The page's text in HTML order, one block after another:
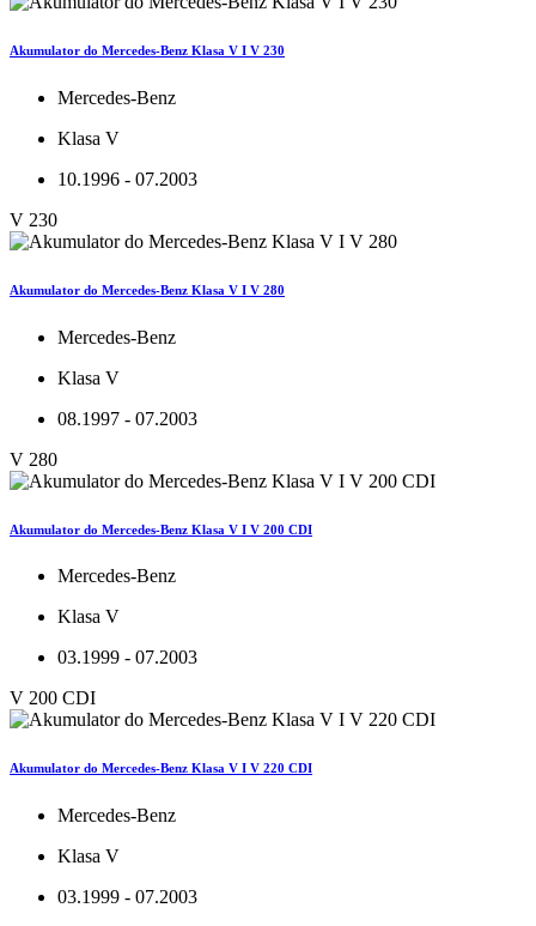
Akumulator do Mercedes-Benz Klasa V I V 230
Mercedes-Benz
Klasa V
10.1996 - 07.2003
V 230
Akumulator do Mercedes-Benz Klasa V I V 280
Mercedes-Benz
Klasa V
08.1997 - 07.2003
V 280
Akumulator do Mercedes-Benz Klasa V I V 200 CDI
Mercedes-Benz
Klasa V
03.1999 - 07.2003
V 200 CDI
Akumulator do Mercedes-Benz Klasa V I V 220 CDI
Mercedes-Benz
Klasa V
03.1999 - 07.2003